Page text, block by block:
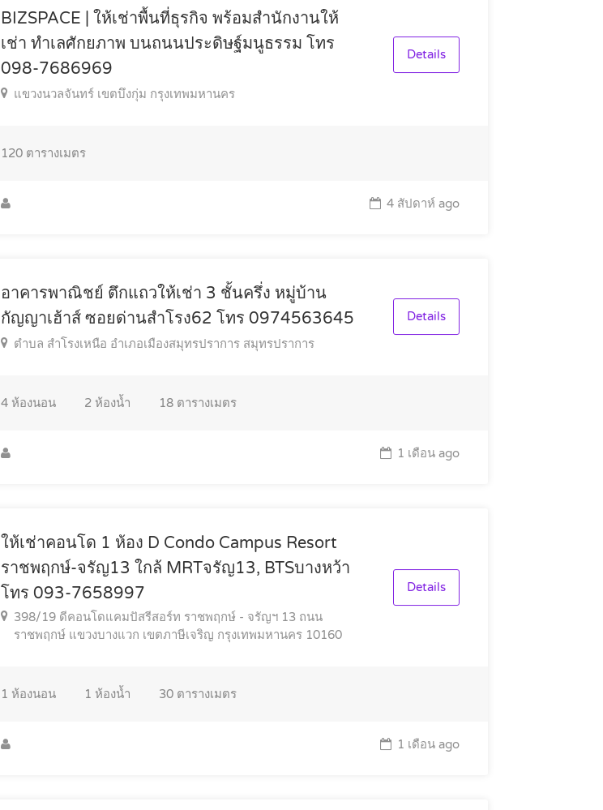
BIZSPACE | ให้เช่าพื้นที่ธุรกิจ พร้อมสำนักงานให้
เช่า ทำเลศักยภาพ บนถนนประดิษฐ์มนูธรรม โทร
098-7686969
แขวงนวลจันทร์ เขตบึงกุ่ม กรุงเทพมหานคร
Details
120 ตารางเมตร
4 สัปดาห์ ago
อาคารพาณิชย์ ตึกแถวให้เช่า 3 ชั้นครึ่ง หมู่บ้าน
กัญญาเฮ้าส์ ซอยด่านสำโรง62 โทร 0974563645
ตำบล สำโรงเหนือ อำเภอเมืองสมุทรปราการ สมุทรปราการ
Details
4 ห้องนอน 2 ห้องน้ำ 18 ตารางเมตร
1 เดือน ago
ให้เช่าคอนโด 1 ห้อง D Condo Campus Resort
ราชพฤกษ์-จรัญ13 ใกล้ MRTจรัญ13, BTSบางหว้า
โทร 093-7658997
398/19 ดีคอนโดแคมปัสรีสอร์ท ราชพฤกษ์ - จรัญฯ 13 ถนน
ราชพฤกษ์ แขวงบางแวก เขตภาษีเจริญ กรุงเทพมหานคร 10160
Details
1 ห้องนอน 1 ห้องน้ำ 30 ตารางเมตร
1 เดือน ago